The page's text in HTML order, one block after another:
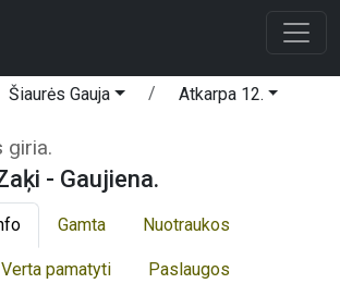
Šiaurės Gauja Atkarpa 12.
giria.
- Gaujiena.
Gamta Nuotraukos
Verta pamatyti Paslaugos